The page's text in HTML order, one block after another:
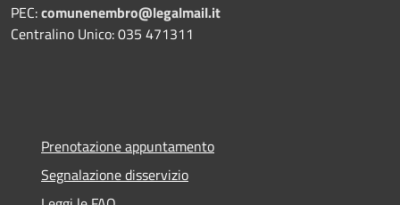
PEC:comunenembro@legalmail.it
Centralino Unico: 035 471311
Prenotazione appuntamento
Segnalazione disservizio